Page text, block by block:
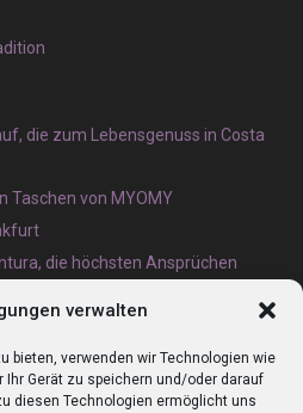
verwalten
bieten, verwenden wir Technologien wie
Ihr Gerät zu speichern und/oder darauf
diesen Technologien ermöglicht uns
die zum Lebensgenuss in Costa
Taschen von MYOMY
die höchsten Ansprüchen
lieber heute als morgen erledigen